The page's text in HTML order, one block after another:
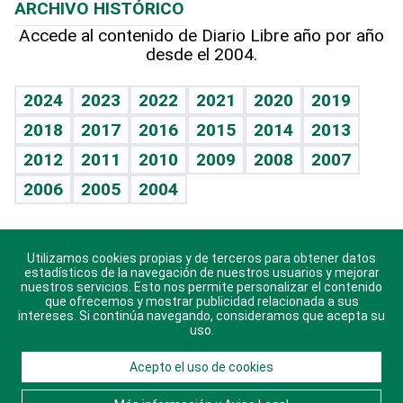
Hablando con el pediatra
Vida y familia
Eñe
Celebrando la vida
Sin complejos
En pocas palabras
Escuchando al corazón
Economía Personal
Línea de hit
TBT Deportivo
Hecho en casa
Guía del dinero
Cumpleaños
Horóscopos
Crucigramas
ARCHIVO HISTÓRICO
Accede al contenido de Diario Libre año por año
desde el 2004.
2024 2023 2022 2021 2020
2019
2018
2017 2016 2015 2014
2013
2012
2011 2010 2009 2008
2007
2006
2005 2004
Descarga nuestras aplicaciones para Android, iOS y
sistema Huawei.
© 2021 Diario Libre, todos los derechos reservados.
Utilizamos cookies propias y de terceros para obtener datos
estadísticos de la navegación de nuestros usuarios y mejorar
nuestros servicios. Esto nos permite personalizar el contenido
que ofrecemos y mostrar publicidad relacionada a sus
intereses. Si continúa navegando, consideramos que acepta su
uso.
Acepto el uso de cookies